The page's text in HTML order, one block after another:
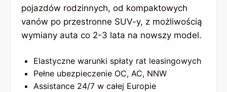
pojazdów rodzinnych, od kompaktowych
vanów po przestronne SUV-y, z możliwością
wymiany auta co 2-3 lata na nowszy model.
Elastyczne warunki spłaty rat leasingowych
Pełne ubezpieczenie OC, AC, NNW
Assistance 24/7 w całej Europie